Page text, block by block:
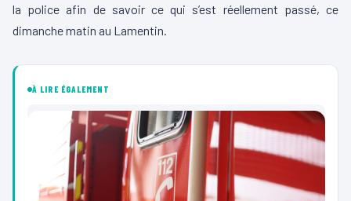
la police afin de savoir ce qui s’est réellement passé, ce
dimanche matin au Lamentin.
À LIRE ÉGALEMENT